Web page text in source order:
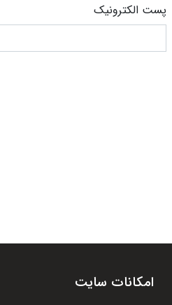
پست الکترونیک
امکانات سایت